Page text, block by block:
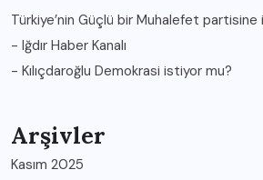
Türkiye’nin Güçlü bir Muhalefet partisine
- Iğdır Haber Kanalı
- Kılıçdaroğlu Demokrasi istiyor mu?
Arşivler
Kasım 2025